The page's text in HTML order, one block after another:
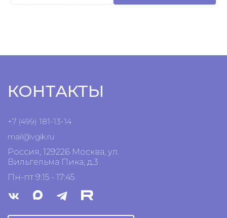
КОНТАКТЫ
+7 (499) 181-13-14
mail@vgik.ru
Россия, 129226 Москва, ул.
Вильгельма Пика, д.3
Пн-пт 9:15 - 17:45